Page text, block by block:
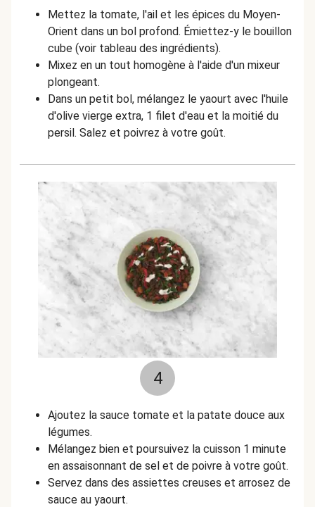
Mettez la tomate, l'ail et les épices du Moyen-
Orient dans un bol profond. Émiettez-y le bouillon
cube (voir tableau des ingrédients).
Mixez en un tout homogène à l'aide d'un mixeur
plongeant.
Dans un petit bol, mélangez le yaourt avec l'huile
d'olive vierge extra, 1 filet d'eau et la moitié du
persil. Salez et poivrez à votre goût.
4
Ajoutez la sauce tomate et la patate douce aux
légumes.
Mélangez bien et poursuivez la cuisson 1 minute
en assaisonnant de sel et de poivre à votre goût.
Servez dans des assiettes creuses et arrosez de
sauce au yaourt.